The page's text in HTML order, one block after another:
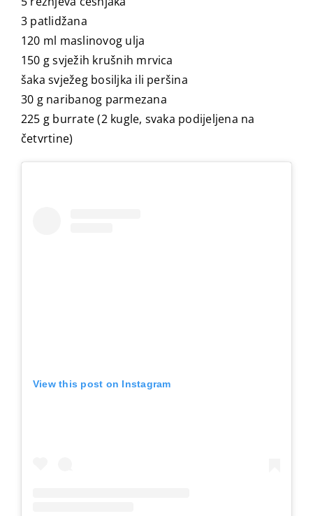
3 patlidžana
120 ml maslinovog ulja
150 g svježih krušnih mrvica
šaka svježeg bosiljka ili peršina
30 g naribanog parmezana
225 g burrate (2 kugle, svaka podijeljena na
četvrtine)
View this post on Instagram